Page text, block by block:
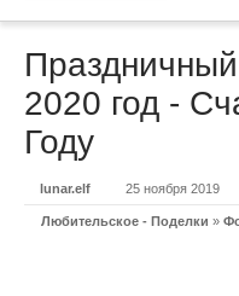
2020 год -
Году
lunar.elf 25 ноября 2019
Любительское - Поделки »